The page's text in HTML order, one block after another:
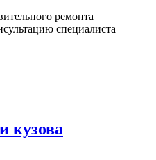
ремонта
специалиста
кузова